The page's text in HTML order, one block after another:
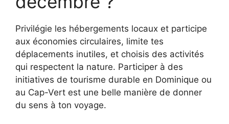
Privilégie les hébergements locaux et participe
aux économies circulaires, limite tes
déplacements inutiles, et choisis des activités
qui respectent la nature. Participer à des
initiatives de tourisme durable en Dominique ou
au Cap-Vert est une belle manière de donner
du sens à ton voyage.